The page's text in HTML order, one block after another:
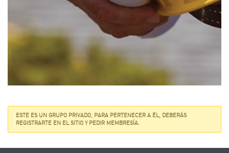
ESTE ES UN GRUPO PRIVADO, PARA PERTENECER A ÉL, DEBERÁS
REGISTRARTE EN EL SITIO Y PEDIR MEMBRESÍA.